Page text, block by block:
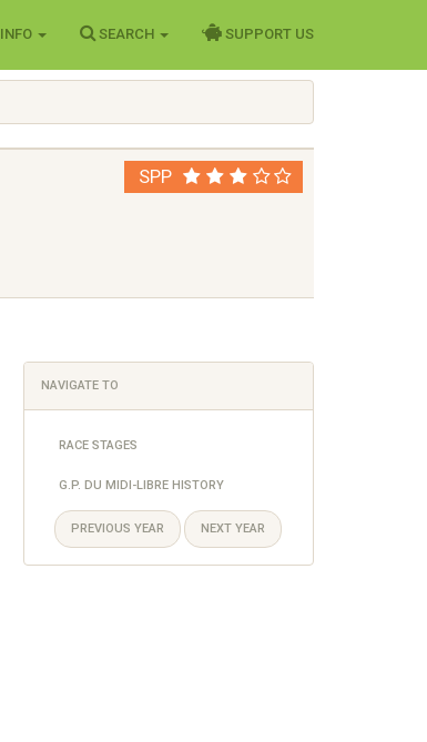
INFO SEARCH SUPPORT US
SPP
NAVIGATE TO
RACE STAGES
G.P. DU MIDI-LIBRE HISTORY
PREVIOUS YEAR NEXT YEAR